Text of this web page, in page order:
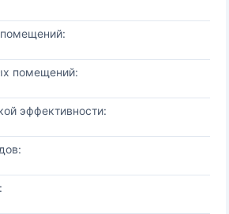
помещений:
эффективности: